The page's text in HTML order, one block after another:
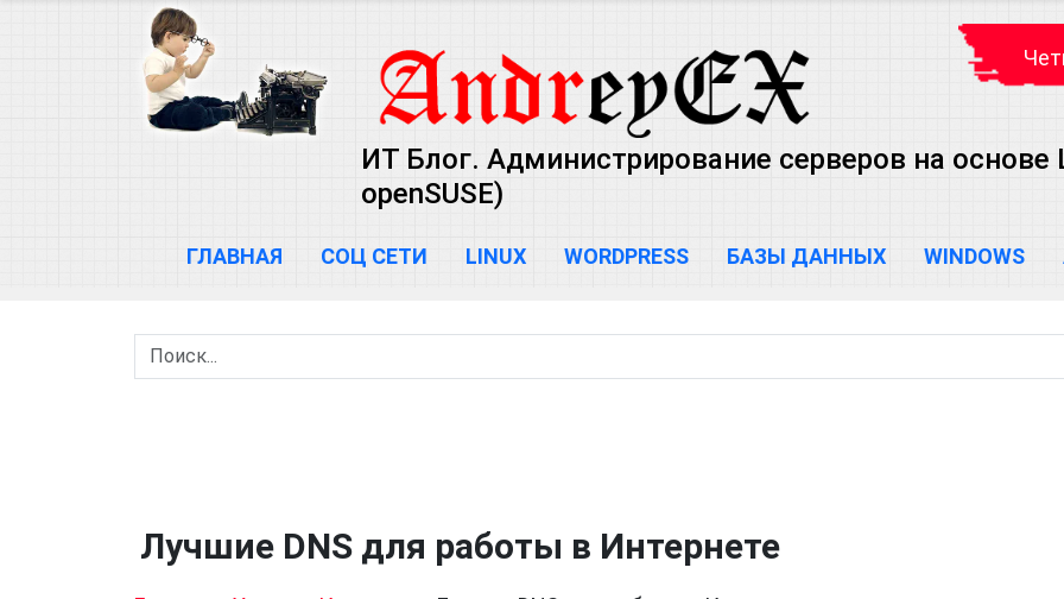
ИТ Блог. Администрирование серверов на основе
openSUSE)
ГЛАВНАЯ СОЦ СЕТИ LINUX WORDPRESS БАЗЫ ДАННЫХ WINDOWS
Лучшие DNS для работы в Интернете